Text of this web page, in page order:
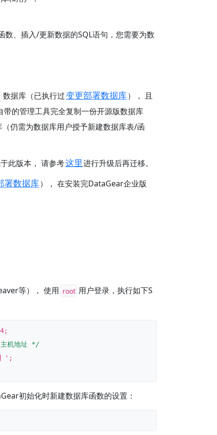
、插入/更新数据的SQL语句，您需要为数
数据库（已执行过变更部署数据库）， 且
的管理工具完全复制一份开源版数据库
仍需为数据库用户授予新建数据库表/函
此版本， 请参考这里进行升级后再迁移。
署数据库）， 在安装完DataGear企业版
等）， 使用 root 用户登录，执行如下S
主机地址 */
';
初始化时新建数据库函数的设置：